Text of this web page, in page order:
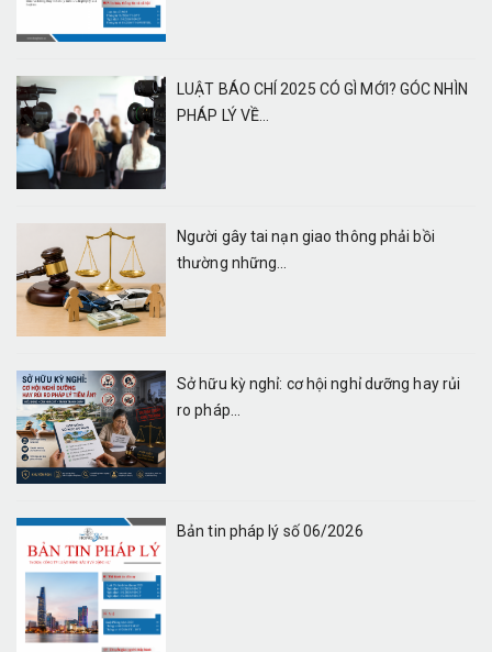
LUẬT BÁO CHÍ 2025 CÓ GÌ MỚI? GÓC NHÌN
PHÁP LÝ VỀ...
Người gây tai nạn giao thông phải bồi
thường những...
Sở hữu kỳ nghỉ: cơ hội nghỉ dưỡng hay rủi
ro pháp...
Bản tin pháp lý số 06/2026